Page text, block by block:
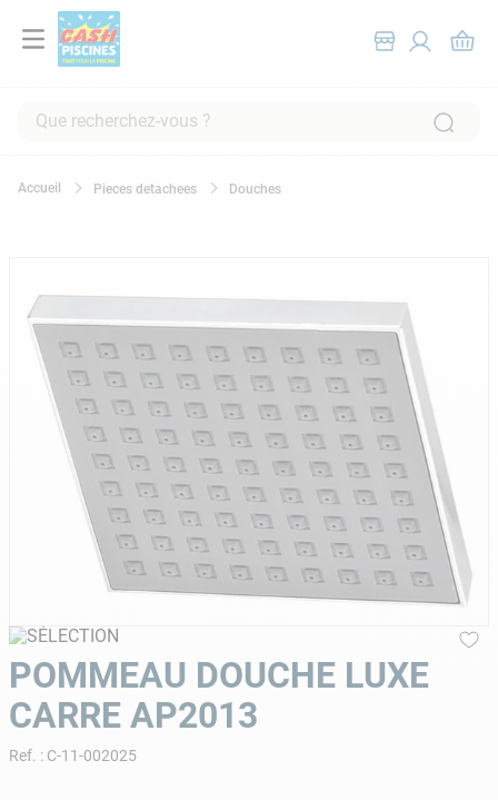
Que recherchez-vous ?
Pieces detachees Douches
POMMEAU DOUCHE LUXE
CARRE AP2013
Ref. : C-11-002025
pompe filtration piscine
4.
5
chlore
6.
tuyau
7.
spa
aspirateur piscine
9.
skimmer
. chlore choc